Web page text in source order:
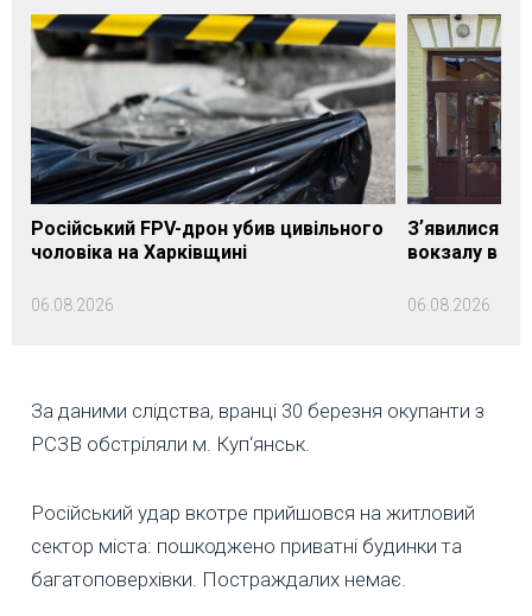
Російський FPV-дрон убив цивільного
чоловіка на Харківщині
06.08.2026
Зʼявилися
вокзалу в
06.08.2026
За даними слідства, вранці 30 березня окупанти з
РСЗВ обстріляли м. Куп‘янськ.
Російський удар вкотре прийшовся на житловий
сектор міста: пошкоджено приватні будинки та
багатоповерхівки. Постраждалих немає.